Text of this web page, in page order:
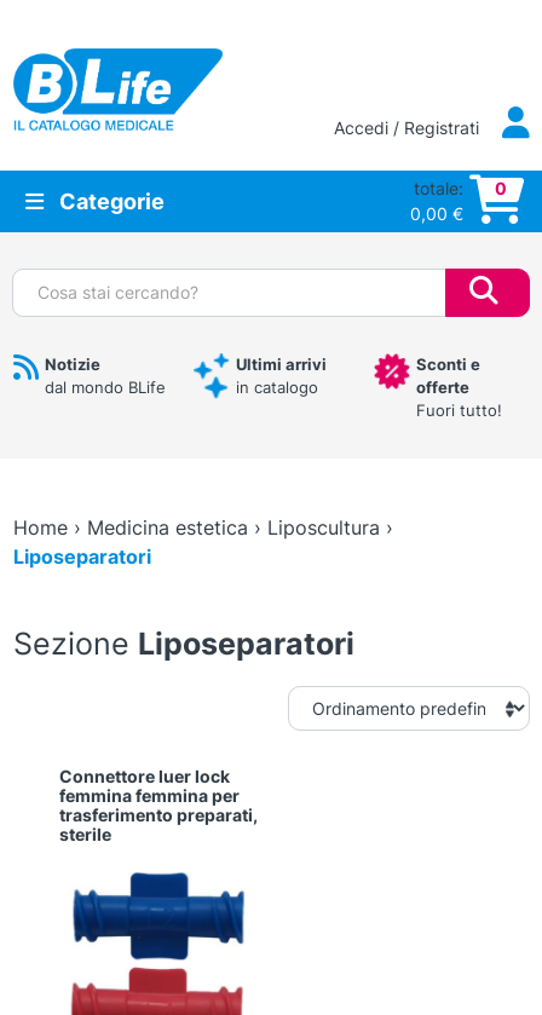
Vai al contenuto principale
Accedi / Registrati
Categorie
totale:
0,00 €
0
Cerca:
Notizie
dal mondo BLife
Ultimi arrivi
in catalogo
Sconti e
offerte
Fuori tutto!
Home› Medicina estetica › Liposcultura ›
Liposeparatori
Sezione Liposeparatori
Connettore luer lock
femmina femmina per
trasferimento preparati,
sterile